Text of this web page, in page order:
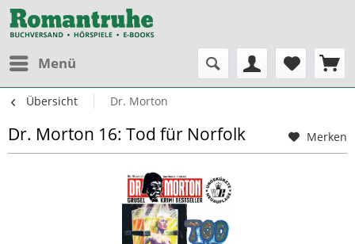
Menü
Übersicht Dr. Morton
Merken
Dr. Morton 16: Tod für Norfolk